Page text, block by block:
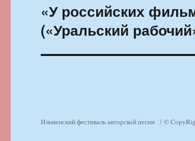
Следующая
запись:
«У российских
(«Уральский
Ильменский фестиваль авторской песни ©